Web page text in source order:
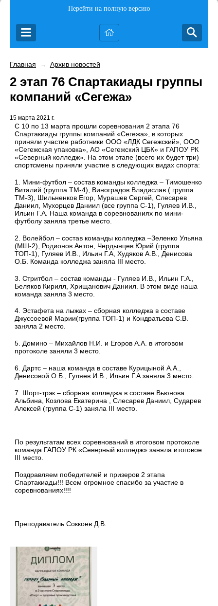
Перейти на полную версию
Главная → Архив новостей
2 этап 76 Спартакиады группы
компаний «Сегежа»
15 марта 2021 г.
С 10 по 13 марта прошли соревнования 2 этапа 76
Спартакиады группы компаний «Сегежа», в которых
приняли участие работники ООО «ЛДК Сегежский», ООО
«Сегежская упаковка», АО «Сегежский ЦБК» и ГАПОУ РК
«Северный колледж». На этом этапе (всего их будет три)
спортсмены приняли участие в следующих видах спорта:
1. Мини-футбол – состав команды колледжа – Тимошенко
Виталий (группа ТМ-4), Виноградов Владислав ( группа
ТМ-3), Шильненков Егор, Мурашев Сергей, Слесарев
Даниил, Мухорцев Даниил (все группа С-1), Гуляев И.В.,
Ильин Г.А. Наша команда в соревнованиях по мини-
футболу заняла третье место.
2. Волейбол – состав команды колледжа –Зеленко Ульяна
(МШ-2), Родионов Антон, Чердынцев Юрий (группа
ТОП-1), Гуляев И.В., Ильин Г.А, Худяков А.В., Денисова
О.Б. Команда колледжа заняла III место.
3. Стритбол – состав команды - Гуляев И.В., Ильин Г.А.,
Беляков Кирилл, Хрищанович Даниил. В этом виде наша
команда заняла 3 место.
4. Эстафета на лыжах – сборная колледжа в составе
Джуссоевой Марии(группа ТОП-1) и Кондратьева С.В.
заняла 2 место.
5. Домино – Михайлов Н.И. и Егоров А.А. в итоговом
протоколе заняли 3 место.
6. Дартс – наша команда в составе Курицыной А.А.,
Денисовой О.Б., Гуляев И.В., Ильин Г.А заняла 3 место.
7. Шорт-трэк – сборная колледжа в составе Вьюнова
Альбина, Козлова Екатерина , Слесарев Даниил, Сударев
Алексей (группа С-1) заняла III место.
По результатам всех соревнований в итоговом протоколе
команда ГАПОУ РК «Северный колледж» заняла итоговое
III место.
Поздравляем победителей и призеров 2 этапа
Спартакиады!!! Всем огромное спасибо за участие в
соревнованиях!!!!
Преподаватель Соккоев Д.В.